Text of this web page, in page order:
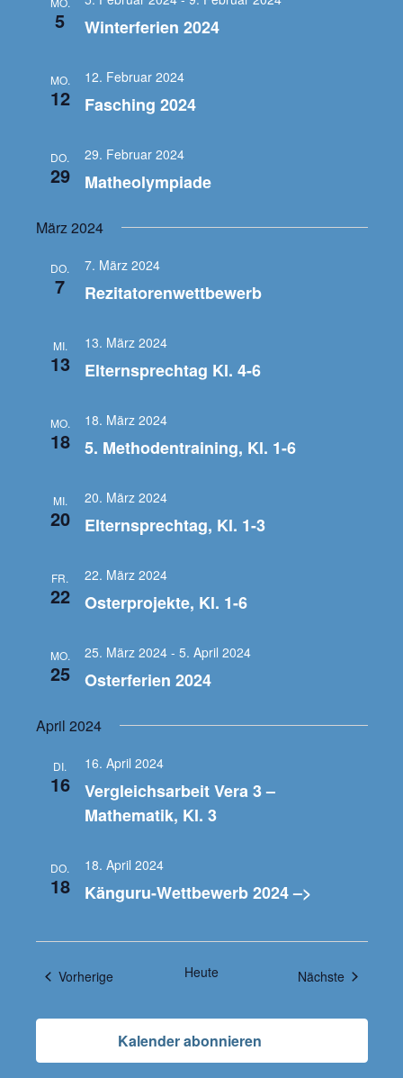
Endgeräte ab SJ 25-26
Kommunikation per E-Mail
Arbeitsgemeinschaften
Schule für Gemeinsames Lernen
Musikorientierung
Kooperationspartner
Kontakt
5 Winterferien 2024
MO.
12 Fasching 2024
12. Februar 2024
DO.
29 Matheolympiade
29. Februar 2024
März 2024
DO.
7 Rezitatorenwettbewerb
7. März 2024
MI.
13 Elternsprechtag Kl. 4-6
13. März 2024
MO.
18 5. Methodentraining, Kl. 1-6
18. März 2024
MI.
20 Elternsprechtag, Kl. 1-3
20. März 2024
FR.
22 Osterprojekte, Kl. 1-6
22. März 2024
MO.
25 Osterferien 2024
25. März 2024- 5. April 2024
April 2024
DI.
16
Vergleichsarbeit Vera 3 –
Mathematik, Kl. 3
16. April 2024
DO.
18 Känguru-Wettbewerb 2024 –>
18. April 2024
VorherigeVeranstaltungen
Heute Nächste
Kalender abonnieren